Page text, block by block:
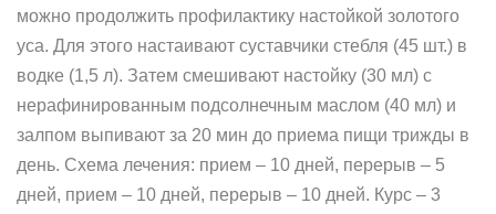
можно продолжить профилактику настойкой золотого
уса. Для этого настаивают суставчики стебля (45 шт.) в
водке (1,5 л). Затем смешивают настойку (30 мл) с
нерафинированным подсолнечным маслом (40 мл) и
залпом выпивают за 20 мин до приема пищи трижды в
день. Схема лечения: прием – 10 дней, перерыв – 5
дней, прием – 10 дней, перерыв – 10 дней. Курс – 3